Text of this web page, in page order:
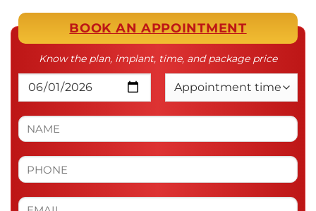
BOOK AN APPOINTMENT
Know the plan, implant, time, and package price